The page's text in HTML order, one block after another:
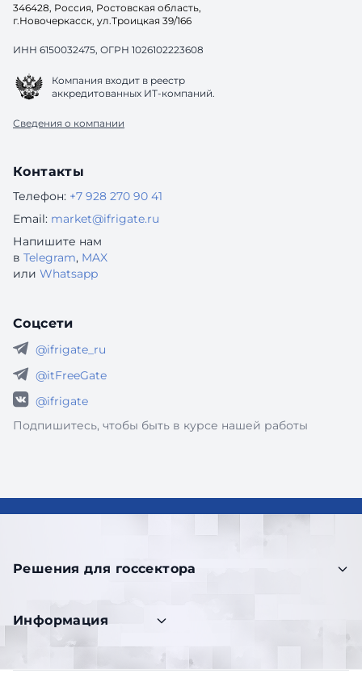
346428, Россия, Ростовская область,
г.Новочеркасск, ул.Троицкая 39/166
ИНН 6150032475, ОГРН 1026102223608
Компания входит в реестр
аккредитованных ИТ-компаний.
Сведения о компании
Контакты
Телефон: +7 928 270 90 41
Email: market@ifrigate.ru
Напишите нам
в Telegram, MAX
или Whatsapp
Соцсети
@ifrigate_ru
@itFreeGate
@ifrigate
Подпишитесь, чтобы быть в курсе нашей работы
Решения для госсектора
Информация